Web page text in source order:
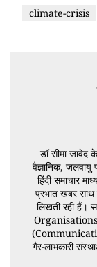
climate-crisis
डॉ सीमा जावेद
वैज्ञानिक, जलवायु
हिंदी समाचार
प्रभात खबर
लिखती रही हैं।
Organisations)
गैर-लाभकारी